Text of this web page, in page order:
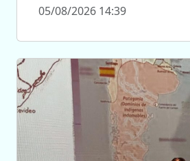
05/08/2026 14:39